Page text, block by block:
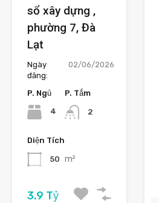
sổ xây dựng ,
phường 7, Đà
Lạt
Ngày
đăng:
02/06/2026
P. Ngủ
4
P. Tắm
2
Diện Tích
50 m²
3.9 Tỷ